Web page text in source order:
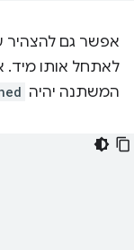
אפשר גם
לאתחל אותו מיד.
המשתנה יהיה